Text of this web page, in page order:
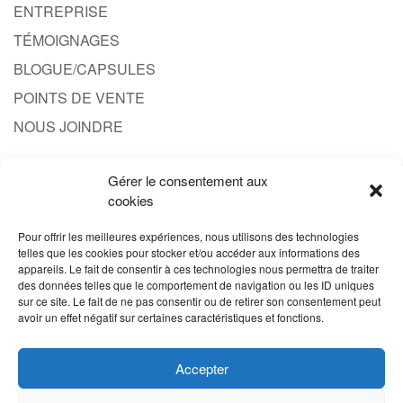
Gérer le consentement aux
cookies
Pour offrir les meilleures expériences, nous utilisons des technologies
telles que les cookies pour stocker et/ou accéder aux informations des
appareils. Le fait de consentir à ces technologies nous permettra de traiter
des données telles que le comportement de navigation ou les ID uniques
sur ce site. Le fait de ne pas consentir ou de retirer son consentement peut
avoir un effet négatif sur certaines caractéristiques et fonctions.
Accepter
ENTREPRISE
TÉMOIGNAGES
BLOGUE/CAPSULES
POINTS DE VENTE
NOUS JOINDRE
1.844.608.3777
INFO@PRODUITPROBERT.COM